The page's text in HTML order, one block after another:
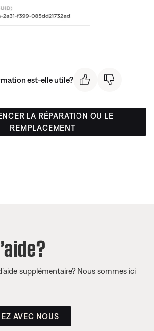
est-elle utile?
LA RÉPARATION OU LE
REMPLACEMENT
supplémentaire? Nous sommes ici
AVEC NOUS